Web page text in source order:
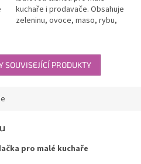
kuchaře i prodavače. Obsahuje
zeleninu, ovoce, maso, rybu,
SOUVISEJÍCÍ PRODUKTY
pro malé kuchaře